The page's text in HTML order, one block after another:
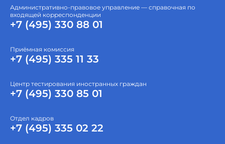
Административно-правовое управление — справочная по
входящей корреспонденции
+7 (495) 330 88 01
Приёмная комиссия
+7 (495) 335 11 33
Центр тестирования иностранных граждан
+7 (495) 330 85 01
Отдел кадров
+7 (495) 335 02 22